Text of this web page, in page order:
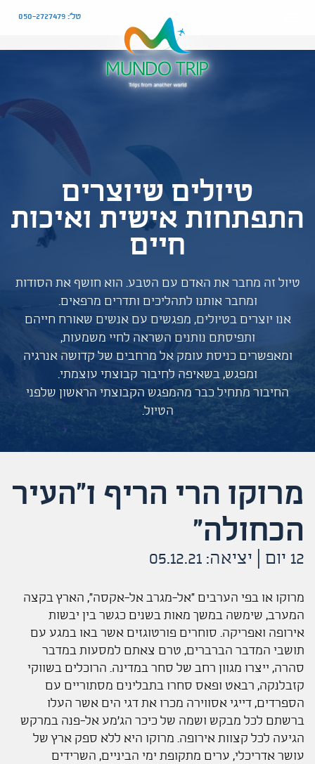
טל': 050-2727479
טיולים שיוצרים
התפתחות אישית ואיכות
חיים
טיול זה מחבר את האדם עם הטבע. הוא חושף את הסודות
ומחבר אותנו לתהליכים ותדרים מרפאים.
אנו יוצרים בטיולים, מפגשים עם אנשים שאורח חייהם
ותפיסתם נותנים השראה לחיי משמעות,
ומאפשרים כניסת עומק אל מרחבים של קדושה אנרגיה
ומפגש, בשאיפה לחיבור קבוצתי עוצמתי.
החיבור מתחיל כבר מהמפגש הקבוצתי הראשון שלפני
הטיול.
מרוקו הרי הריף ו"העיר
הכחולה"
12 יום | יציאה: 05.12.21
מרוקו או בפי הערבים "אל-מגרב אל-אקסה", הארץ בקצה
המערב, שימשה במשך מאות בשנים כגשר בין יבשות
אירופה ואפריקה. סוחרים פורטוגזים אשר באו במגע עם
תושבי המדבר הברברים, טרם צאתם למסעות במדבר
סהרה, ייצרו מגוון רחב של סחר במדינה. הרוכלים בשווקי
קזבלנקה, רבאט ופאס סחרו בתבלינים מסתוריים עם
הספרדים, דייגי אסווירה מכרו את דגי הים אשר העלו
ברשתם לכל מבקש ושמה של כיכר הג'מע אל-פנה במרקש
הגיעה לכל קצוות אירופה. מרוקו היא ללא ספק ארץ של
עושר אדריכלי, ערים מתקופת ימי הביניים, השרידים